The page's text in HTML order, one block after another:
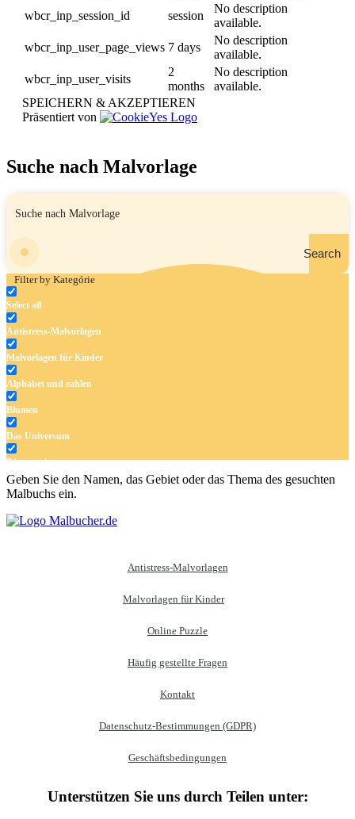
wbcr_inp_session_id
session
No description
available.
wbcr_inp_user_page_views 7 days
No description
available.
wbcr_inp_user_visits
2
months
No description
available.
SPEICHERN & AKZEPTIEREN
Präsentiert von
Suche nach Malvorlage
Search
Filter by Kategórie
Select all
Antistress-Malvorlagen
Malvorlagen für Kinder
Alphabet und zahlen
Blumen
Das Universum
Dinosaurier
Früchte und Gemüse
Frühling und Ostern
Geben Sie den Namen, das Gebiet oder das Thema des gesuchten
Malbuchs ein.
Antistress-Malvorlagen
Malvorlagen für Kinder
Online Puzzle
Häufig gestellte Fragen
Kontakt
Datenschutz-Bestimmungen (GDPR)
Geschäftsbedingungen
Unterstützen Sie uns durch Teilen unter: